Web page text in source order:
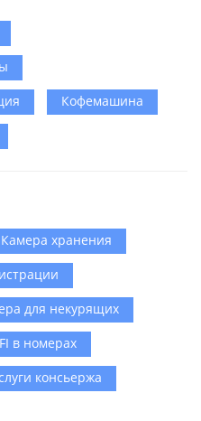
Кофемашина
Камера хранения
для некурящих
в номерах
консьержа